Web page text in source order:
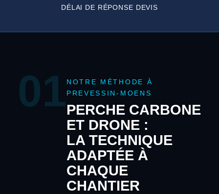
DÉLAI DE RÉPONSE DEVIS
01 NOTRE MÉTHODE À
PREVESSIN-MOENS
PERCHE CARBONE
ET DRONE :
LA TECHNIQUE
ADAPTÉE À
CHAQUE
CHANTIER